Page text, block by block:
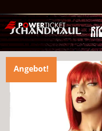
Angebot!